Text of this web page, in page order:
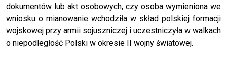
dokumentów lub akt osobowych, czy osoba wymieniona we
wniosku o mianowanie wchodziła w skład polskiej formacji
wojskowej przy armii sojuszniczej i uczestniczyła w walkach
o niepodległość Polski w okresie II wojny światowej.